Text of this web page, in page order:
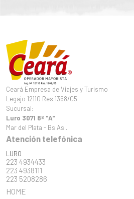
Ceará Empresa de Viajes y Turismo
Legajo 12110 Res 1368/05
Sucursal:
Luro 3071 8º "A"
Mar del Plata - Bs As .
Atención telefónica
LURO
223 4934433
223 4938111
223 5208286
HOME